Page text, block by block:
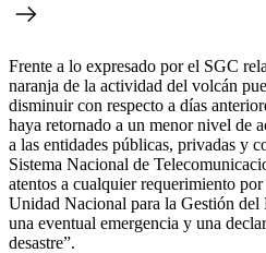
Frente a lo expresado por el SGC
naranja de la actividad del volcán
disminuir con respecto a días
haya retornado a un menor nivel de
a las entidades públicas, privadas y
Sistema Nacional de
atentos a cualquier requerimiento
Unidad Nacional para la Gestión del
una eventual emergencia y una
desastre”.